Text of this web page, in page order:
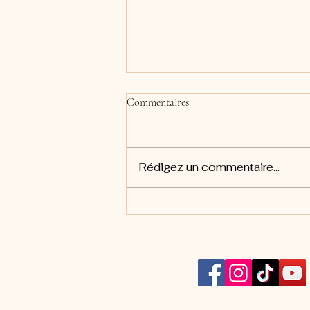
Solstice d'hiver 21.12.
Commentaires
Rédigez un commentaire...